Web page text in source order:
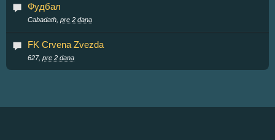
Фудбал
Cabadath, pre 2 dana
FK Crvena Zvezda
627, pre 2 dana